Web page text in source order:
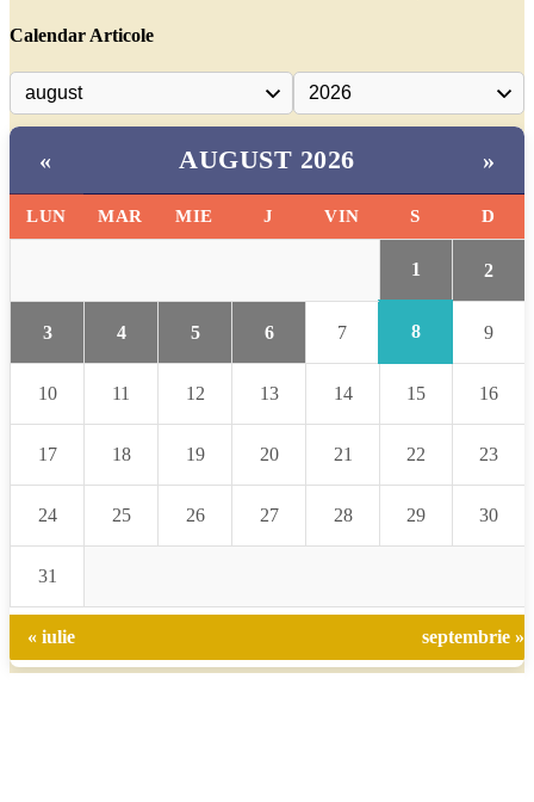
Calendar Articole
« AUGUST 2026 »
LUN MAR MIE J VIN S D
1 2
3 4 5 6 7 8 9
10 11 12 13 14 15 16
17 18 19 20 21 22 23
24 25 26 27 28 29 30
31
« iulie septembrie »